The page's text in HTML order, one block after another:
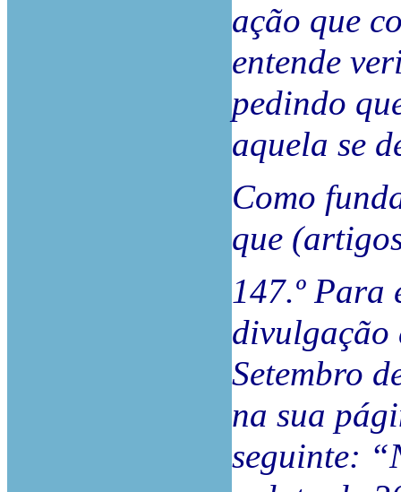
ação que
entende
pedindo
aquela se
Como
que
147.º Para
divulgação
Setembro
na sua
seguinte: